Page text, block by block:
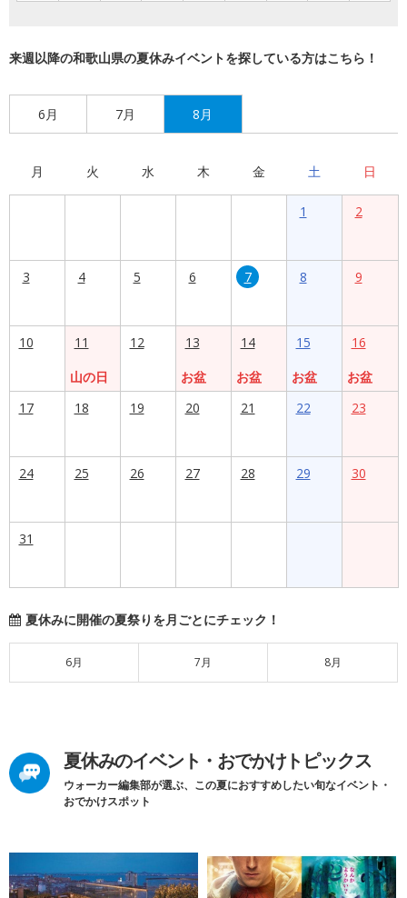
来週以降の和歌山県の夏休みイベントを探している方はこちら！
6月 7月 8月
月 火 水 木 金 土 日
1 2
3 4 5 6 7 8 9
10
11
山の日
12
13
お盆
14
お盆
15
お盆
16
お盆
17
18 19 20 21 22 23
24 25 26 27 28 29 30
31
夏休みに開催の夏祭りを月ごとにチェック！
6月 7月 8月
夏休みのイベント・おでかけトピックス
ウォーカー編集部が選ぶ、この夏におすすめしたい旬なイベント・
おでかけスポット